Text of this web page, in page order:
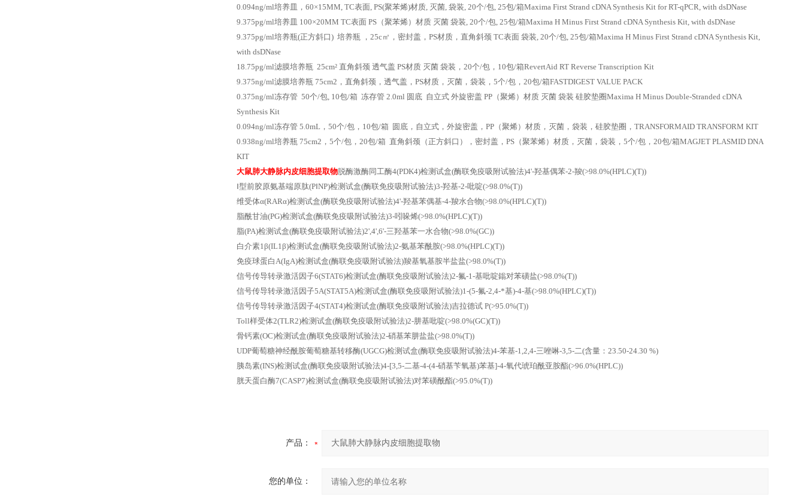
0.094ng/ml培养皿，60×15MM, TC表面, PS(聚苯烯)材质, 灭菌, 袋装, 20个/包, 25包/箱Maxima First Strand cDNA Synthesis Kit for RT-qPCR, with dsDNase
9.375pg/ml培养皿 100×20MM TC表面 PS（聚苯烯）材质 灭菌 袋装, 20个/包, 25包/箱Maxima H Minus First Strand cDNA Synthesis Kit, with dsDNase
9.375pg/ml培养瓶(正方斜口) 培养瓶 ，25c㎡，密封盖，PS材质，直角斜颈 TC表面 袋装, 20个/包, 25包/箱Maxima H Minus First Strand cDNA Synthesis Kit,
with dsDNase
18.75pg/ml滤膜培养瓶 25cm² 直角斜颈 透气盖 PS材质 灭菌 袋装，20个/包，10包/箱RevertAid RT Reverse Transcription Kit
9.375ng/ml滤膜培养瓶 75cm2，直角斜颈，透气盖，PS材质，灭菌，袋装，5个/包，20包/箱FASTDIGEST VALUE PACK
0.375ng/ml冻存管 50个/包, 10包/箱 冻存管 2.0ml 圆底 自立式 外旋密盖 PP（聚烯）材质 灭菌 袋装 硅胶垫圈Maxima H Minus Double-Stranded cDNA
Synthesis Kit
0.094ng/ml冻存管 5.0mL，50个/包，10包/箱 圆底，自立式，外旋密盖，PP（聚烯）材质，灭菌，袋装，硅胶垫圈，TRANSFORMAID TRANSFORM KIT
0.938ng/ml培养瓶 75cm2，5个/包，20包/箱 直角斜颈（正方斜口），密封盖，PS（聚苯烯）材质，灭菌，袋装，5个/包，20包/箱MAGJET PLASMID DNA
KIT
大鼠肺大静脉内皮细胞提取物脱酶激酶同工酶4(PDK4)检测试盒(酶联免疫吸附试验法)4'-羟基偶苯-2-羧(>98.0%(HPLC)(T))
Ⅰ型前胶原氨基端原肽(PⅠNP)检测试盒(酶联免疫吸附试验法)3-羟基-2-吡啶(>98.0%(T))
维受体α(RARα)检测试盒(酶联免疫吸附试验法)4'-羟基苯偶基-4-羧水合物(>98.0%(HPLC)(T))
脂酰甘油(PG)检测试盒(酶联免疫吸附试验法)3-吲哚烯(>98.0%(HPLC)(T))
脂(PA)检测试盒(酶联免疫吸附试验法)2',4',6'-三羟基苯一水合物(>98.0%(GC))
白介素1β(IL1β)检测试盒(酶联免疫吸附试验法)2-氨基苯酰胺(>98.0%(HPLC)(T))
免疫球蛋白A(IgA)检测试盒(酶联免疫吸附试验法)羧基氧基胺半盐盐(>98.0%(T))
信号传导转录激活因子6(STAT6)检测试盒(酶联免疫吸附试验法)2-氟-1-基吡啶鎓对苯磺盐(>98.0%(T))
信号传导转录激活因子5A(STAT5A)检测试盒(酶联免疫吸附试验法)1-(5-氟-2,4-*基)-4-基(>98.0%(HPLC)(T))
信号传导转录激活因子4(STAT4)检测试盒(酶联免疫吸附试验法)吉拉德试 P(>95.0%(T))
Toll样受体2(TLR2)检测试盒(酶联免疫吸附试验法)2-肼基吡啶(>98.0%(GC)(T))
骨钙素(OC)检测试盒(酶联免疫吸附试验法)2-硝基苯肼盐盐(>98.0%(T))
UDP葡萄糖神经酰胺葡萄糖基转移酶(UGCG)检测试盒(酶联免疫吸附试验法)4-苯基-1,2,4-三唑啉-3,5-二(含量：23.50-24.30 %)
胰岛素(INS)检测试盒(酶联免疫吸附试验法)4-[3,5-二基-4-(4-硝基苄氧基)苯基]-4-氧代琥珀酰亚胺酯(>96.0%(HPLC))
胱天蛋白酶7(CASP7)检测试盒(酶联免疫吸附试验法)对苯磺酰酯(>95.0%(T))
产品：
您的单位：